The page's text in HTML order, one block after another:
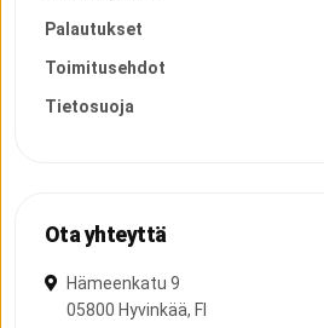
Palautukset
Toimitusehdot
Tietosuoja
Ota yhteyttä
Hämeenkatu 9
05800 Hyvinkää, FI